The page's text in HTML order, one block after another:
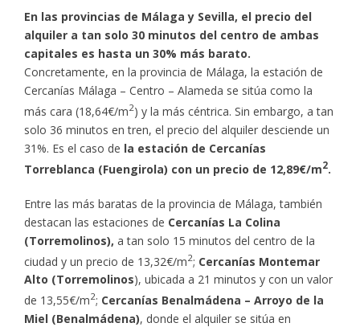
En las provincias de Málaga y Sevilla, el precio del
alquiler a tan solo 30 minutos del centro de ambas
capitales es hasta un 30% más barato.
Concretamente, en la provincia de Málaga, la estación de
Cercanías Málaga – Centro – Alameda se sitúa como la
más cara (18,64€/m2) y la más céntrica. Sin embargo, a tan
solo 36 minutos en tren, el precio del alquiler desciende un
31%. Es el caso de la estación de Cercanías
Torreblanca (Fuengirola) con un precio de 12,89€/m2.
Entre las más baratas de la provincia de Málaga, también
destacan las estaciones de Cercanías La Colina
(Torremolinos), a tan solo 15 minutos del centro de la
ciudad y un precio de 13,32€/m2; Cercanías Montemar
Alto (Torremolinos), ubicada a 21 minutos y con un valor
de 13,55€/m2; Cercanías Benalmádena – Arroyo de la
Miel (Benalmádena), donde el alquiler se sitúa en